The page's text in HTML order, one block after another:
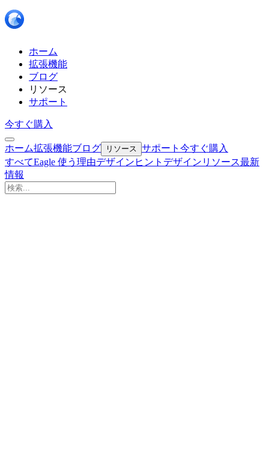
ホーム
拡張機能
ブログ
リソース
サポート
今すぐ購入
ホーム拡張機能ブログ リソース サポート 今すぐ購入
すべてEagle 使う理由デザインヒント デザインリソース最新
情報